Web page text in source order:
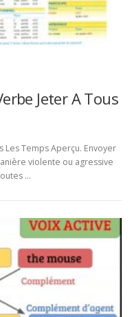
Jeter A Tous
Les Temps Aperçu. Envoyer
violente ou agressive
…